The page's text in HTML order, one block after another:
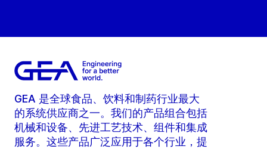
GEA 是全球食品、饮料和制药行业最大
的系统供应商之一。我们的产品组合包括
机械和设备、先进工艺技术、组件和集成
服务。这些产品广泛应用于各个行业，提